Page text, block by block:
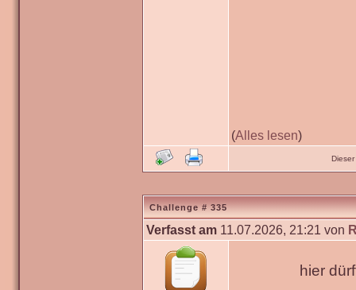
(Alles lesen)
Challenge # 335
Verfasst am 11.07.2026, 21:21 von
hier